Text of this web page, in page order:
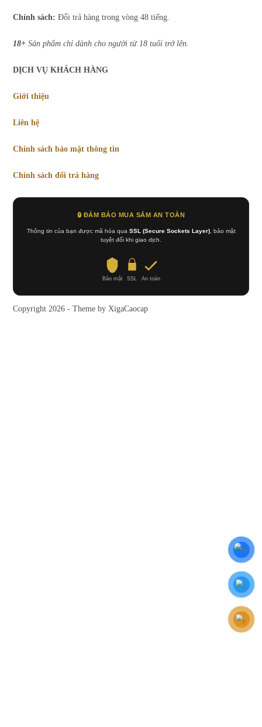
Chính sách: Đổi trả hàng trong vòng 48 tiếng.
18+Sản phẩm chỉ dành cho người từ 18 tuổi trở lên.
DỊCH VỤ KHÁCH HÀNG
Giới thiệu
Liên hệ
Chính sách bảo mật thông tin
Chính sách đổi trả hàng
🔒 ĐẢM BẢO MUA SẮM AN TOÀN
Thông tin của bạn được mã hóa qua SSL (Secure Sockets Layer), bảo mật
tuyệt đối khi giao dịch.
Bảo mật SSL An toàn
Copyright 2026 - Theme by XigaCaocap